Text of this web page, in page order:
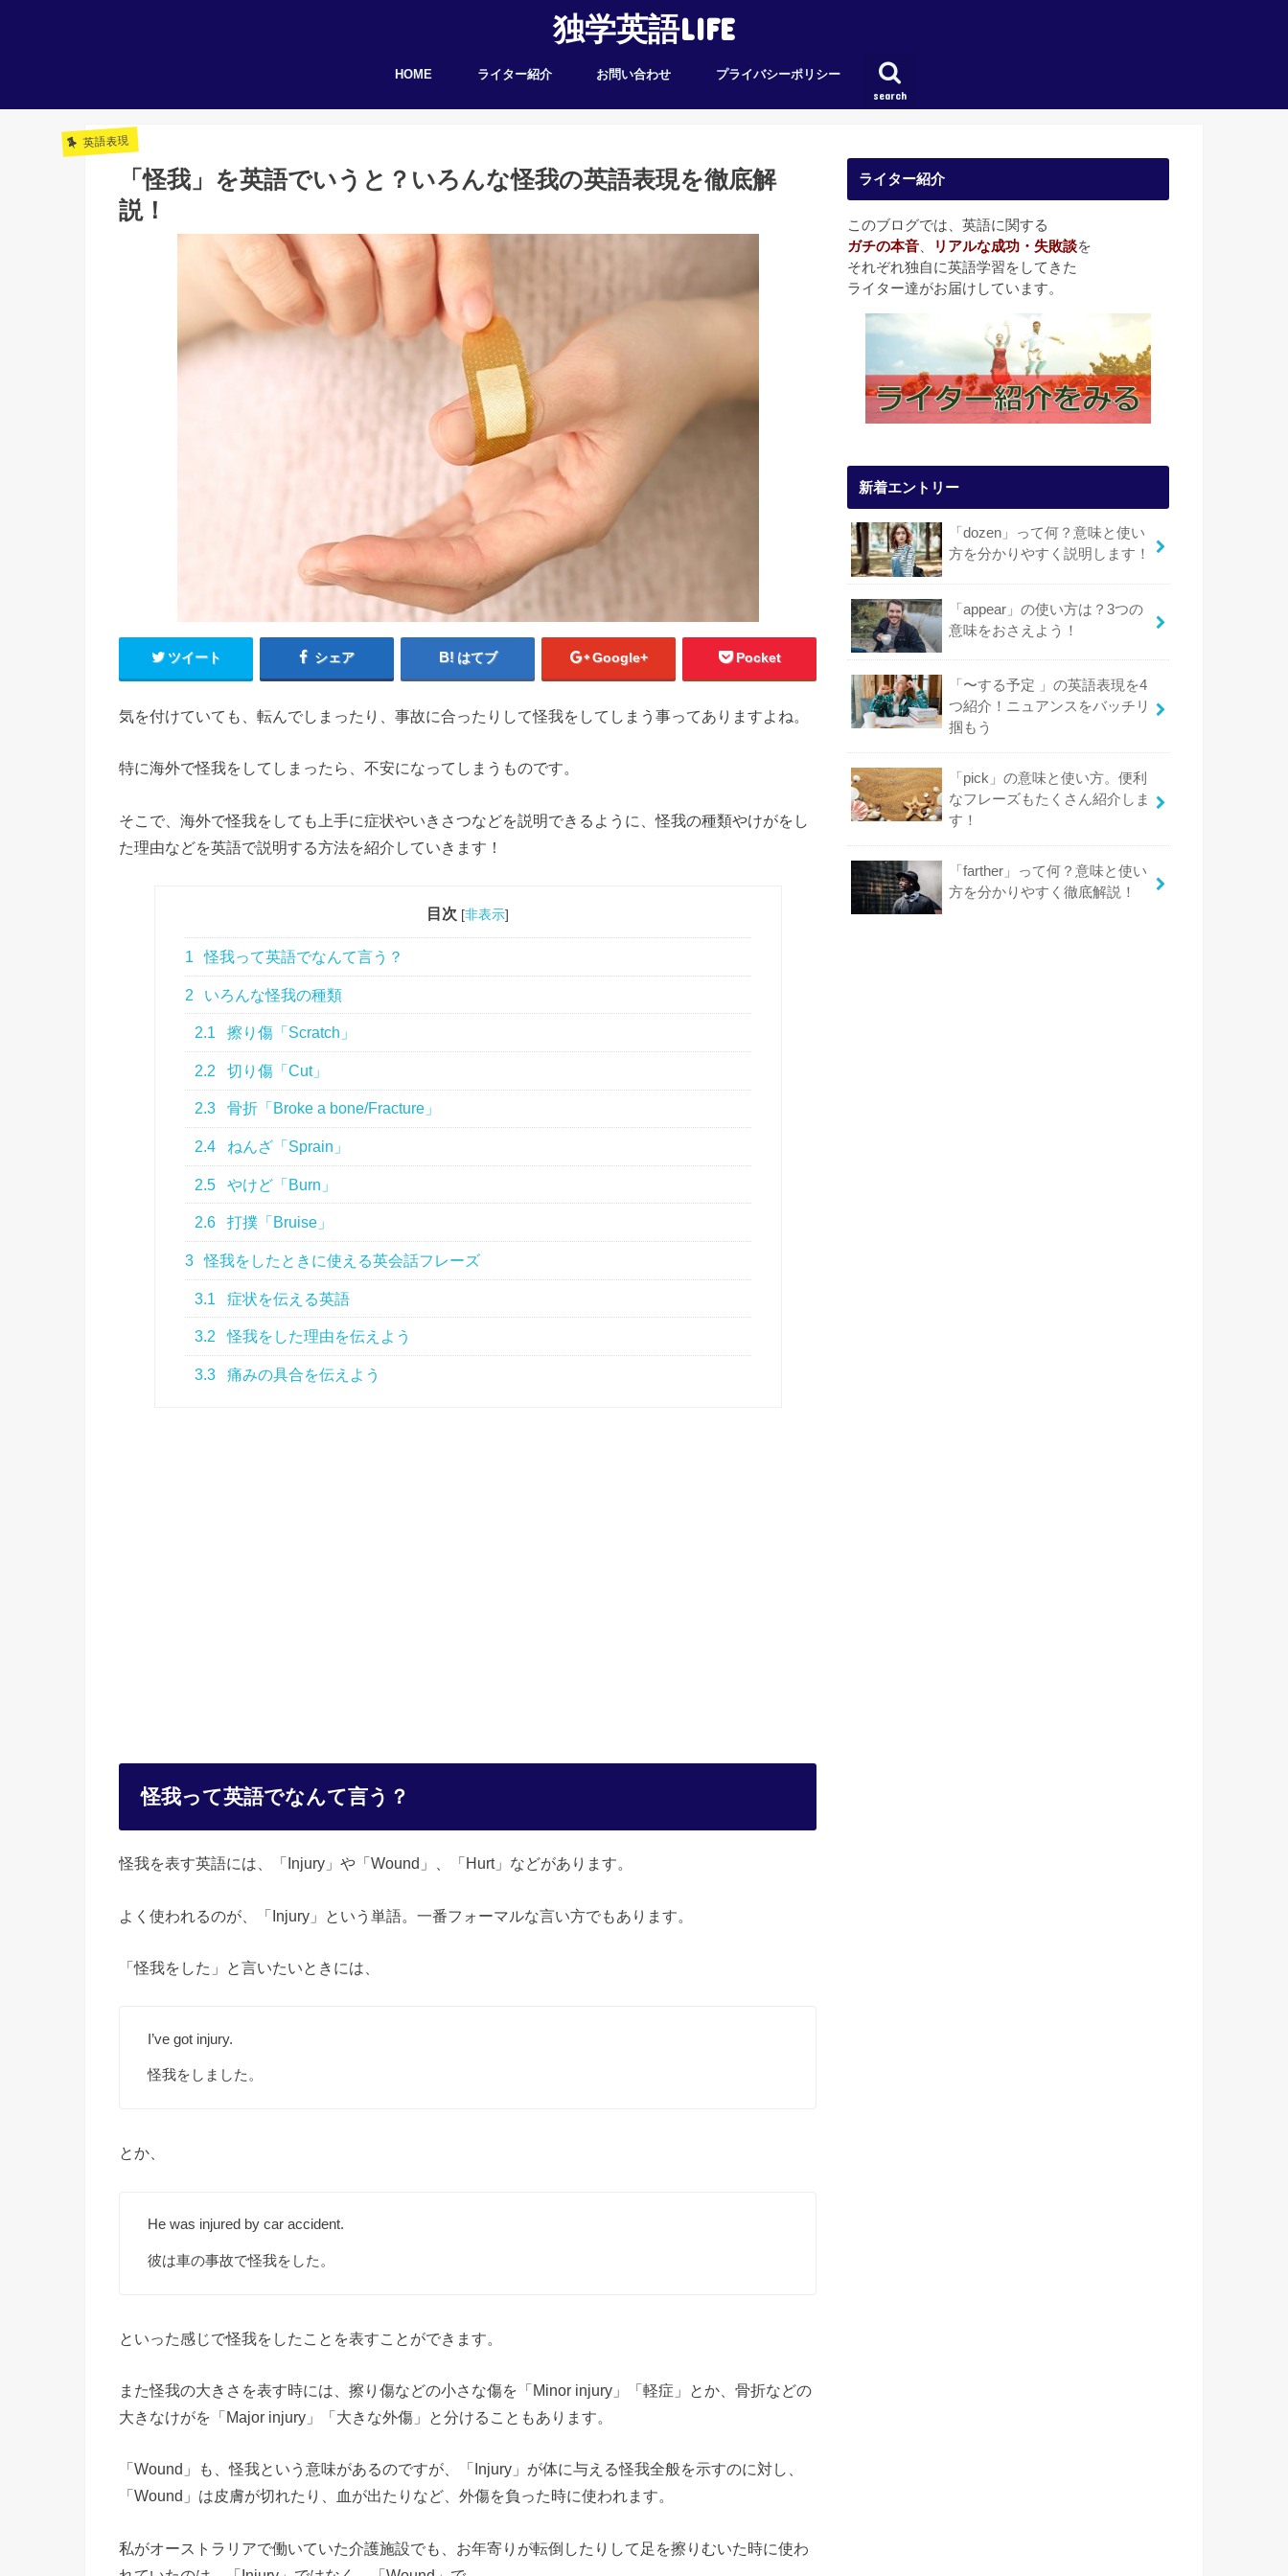
独学英語LIFE
search
HOME ライター紹介 お問い合わせ プライバシーポリシー
英語表現
「怪我」を英語でいうと？いろんな怪我の英語表現を徹底解
説！
ツイート シェア はてブ Google+ Pocket
気を付けていても、転んでしまったり、事故に合ったりして怪我をしてしまう事ってありますよね。
特に海外で怪我をしてしまったら、不安になってしまうものです。
そこで、海外で怪我をしても上手に症状やいきさつなどを説明できるように、怪我の種類やけがをし
た理由などを英語で説明する方法を紹介していきます！
目次 [非表示]
1 怪我って英語でなんて言う？
2 いろんな怪我の種類
2.1 擦り傷「Scratch」
2.2 切り傷「Cut」
2.3 骨折「Broke a bone/Fracture」
2.4 ねんざ「Sprain」
2.5 やけど「Burn」
2.6 打撲「Bruise」
3 怪我をしたときに使える英会話フレーズ
3.1 症状を伝える英語
3.2 怪我をした理由を伝えよう
3.3 痛みの具合を伝えよう
怪我って英語でなんて言う？
怪我を表す英語には、「Injury」や「Wound」、「Hurt」などがあります。
よく使われるのが、「Injury」という単語。一番フォーマルな言い方でもあります。
「怪我をした」と言いたいときには、
I’ve got injury.
怪我をしました。
とか、
He was injured by car accident.
彼は車の事故で怪我をした。
といった感じで怪我をしたことを表すことができます。
また怪我の大きさを表す時には、擦り傷などの小さな傷を「Minor injury」「軽症」とか、骨折などの
大きなけがを「Major injury」「大きな外傷」と分けることもあります。
「Wound」も、怪我という意味があるのですが、「Injury」が体に与える怪我全般を示すのに対し、
「Wound」は皮膚が切れたり、血が出たりなど、外傷を負った時に使われます。
私がオーストラリアで働いていた介護施設でも、お年寄りが転倒したりして足を擦りむいた時に使わ
ライター紹介
このブログでは、英語に関する
ガチの本音
リアルな成功・失敗談を
それぞれ独自に英語学習をしてきた
ライター達がお届けしています。
新着エントリー
「dozen」って何？意味と使い
方を分かりやすく説明します！
「appear」の使い方は？3つの
意味をおさえよう！
「〜する予定 」の英語表現を4
つ紹介！ニュアンスをバッチリ
掴もう
「pick」の意味と使い方。便利
なフレーズもたくさん紹介しま
す！
「farther」って何？意味と使い
方を分かりやすく徹底解説！